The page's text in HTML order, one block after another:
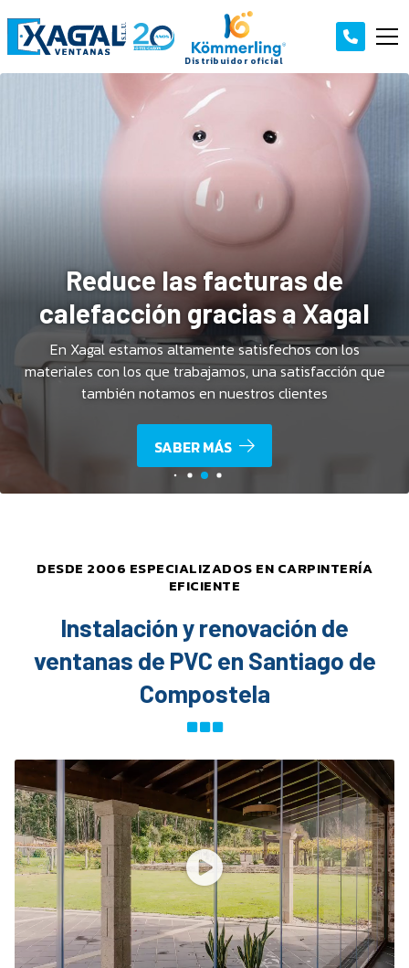
las facturas de
gracias a Xagal
altamente satisfechos con los
que trabajamos, una satisfacción que
en nuestros clientes
Los perfiles
pensando en
DESDE 2006 ESPECIALIZADOS EN CARPINTERÍA
EFICIENTE
Instalación y renovación de
ventanas de PVC en Santiago de
Compostela